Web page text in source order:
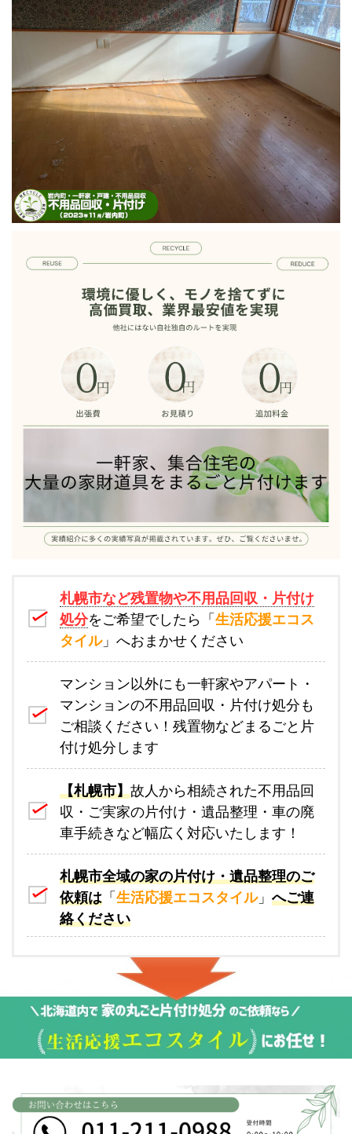
札幌市など残置物や不用品回収・片付け
処分をご希望でしたら「生活応援エコス
タイル」へおまかせください
マンション以外にも一軒家やアパート・
マンションの不用品回収・片付け処分も
ご相談ください！残置物などまるごと片
付け処分します
【札幌市】故人から相続された不用品回
収・ご実家の片付け・遺品整理・車の廃
車手続きなど幅広く対応いたします！
札幌市全域の家の片付け・遺品整理のご
依頼は 「生活応援エコスタイル」 へご連
絡ください